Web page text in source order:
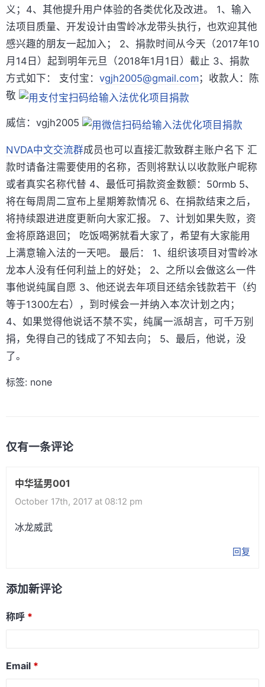
义；4、其他提升用户体验的各类优化及改进。 1、输入
法项目质量、开发设计由雪岭冰龙带头执行，也欢迎其他
感兴趣的朋友一起加入； 2、捐款时间从今天（2017年10
月14日）起到明年元旦（2018年1月1日）截止 3、捐款
方式如下： 支付宝： vgjh2005@gmail.com；收款人：陈
敬
威信：vgjh2005
NVDA中文交流群成员也可以直接汇款致群主账户名下 汇
款时请备注需要使用的名称，否则将默认以收款账户昵称
或者真实名称代替 4、最低可捐款资金数额：50rmb 5、
将在每周周二宣布上星期筹款情况 6、在捐款结束之后，
将持续跟进进度更新向大家汇报。 7、计划如果失败，资
金将原路退回； 吃饭喝粥就看大家了，希望有大家能用
上满意输入法的一天吧。 最后： 1、组织该项目对雪岭冰
龙本人没有任何利益上的好处； 2、之所以会做这么一件
事他说纯属自愿 3、他还说去年项目还结余钱款若干（约
等于1300左右），到时候会一并纳入本次计划之内；
4、如果觉得他说话不禁不实，纯属一派胡言，可千万别
捐，免得自己的钱成了不知去向； 5、最后，他说，没
了。
标签: none
仅有一条评论
中华猛男001
October 17th, 2017 at 08:12 pm
冰龙威武
回复
添加新评论
称呼
Email